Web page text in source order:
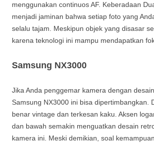
menggunakan continuos AF. Keberadaan
menjadi jaminan bahwa setiap foto yang
selalu tajam. Meskipun objek yang disasar
karena teknologi ini mampu mendapatkan
Samsung NX3000
Jika Anda penggemar kamera dengan
Samsung NX3000 ini bisa dipertimbangkan.
benar vintage dan terkesan kaku. Aksen
dan bawah semakin menguatkan desain
kamera ini. Meski demikian, soal